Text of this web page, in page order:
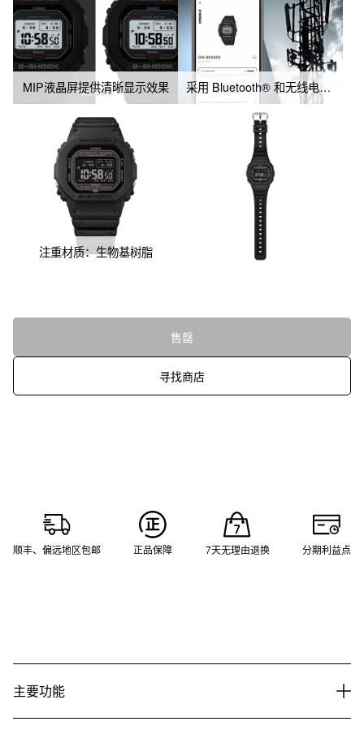
MIP液晶屏提供清晰显示效果 采用 Bluetooth® 和无线电控制的太阳能动力，可提高准确性和可靠性
注重材质：生物基树脂
售罄
寻找商店
顺丰、偏远地区包邮 正品保障 7天无理由退换 分期利益点
主要功能